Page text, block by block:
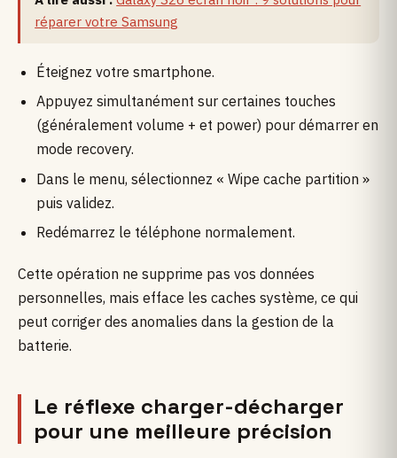
réparer votre Samsung
Éteignez votre smartphone.
Appuyez simultanément sur certaines touches
(généralement volume + et power) pour démarrer en
mode recovery.
Dans le menu, sélectionnez « Wipe cache partition »
puis validez.
Redémarrez le téléphone normalement.
Cette opération ne supprime pas vos données
personnelles, mais efface les caches système, ce qui
peut corriger des anomalies dans la gestion de la
batterie.
Le réflexe charger-décharger
pour une meilleure précision